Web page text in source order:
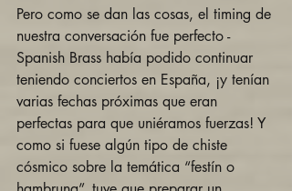
Pero como se dan las cosas, el timing de
nuestra conversación fue perfecto -
Spanish Brass había podido continuar
teniendo conciertos en España, ¡y tenían
varias fechas próximas que eran
perfectas para que uniéramos fuerzas! Y
como si fuese algún tipo de chiste
cósmico sobre la temática “festín o